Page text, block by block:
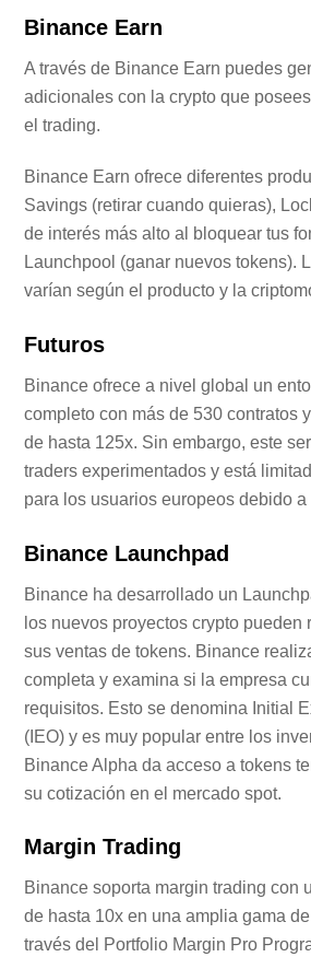
Binance Earn
A través de Binance Earn puedes
adicionales con la crypto que
el trading.
Binance Earn ofrece diferentes
Savings (retirar cuando quieras),
de interés más alto al bloquear tus
Launchpool (ganar nuevos tokens).
varían según el producto y la
Futuros
Binance ofrece a nivel global un
completo con más de 530 contratos
de hasta 125x. Sin embargo, este
traders experimentados y está
para los usuarios europeos debido
Binance Launchpad
Binance ha desarrollado un
los nuevos proyectos crypto pueden
sus ventas de tokens. Binance
completa y examina si la empresa
requisitos. Esto se denomina Initial
(IEO) y es muy popular entre los
Binance Alpha da acceso a tokens
su cotización en el mercado spot.
Margin Trading
Binance soporta margin trading con
de hasta 10x en una amplia gama
través del Portfolio Margin Pro